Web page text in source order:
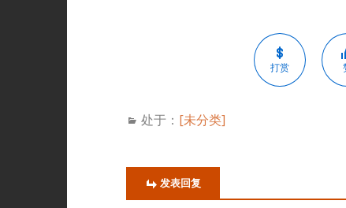
打赏
处于： [未分类]
发表回复